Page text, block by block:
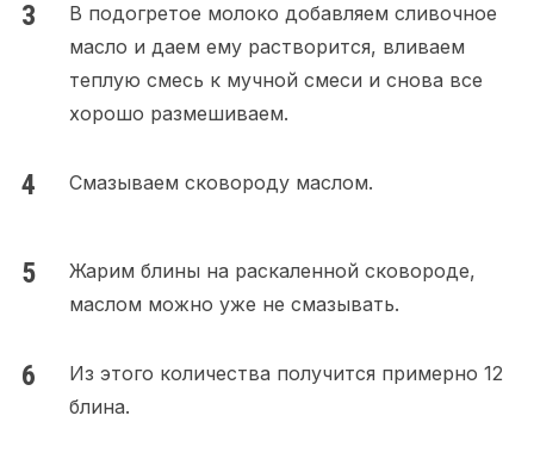
В подогретое молоко добавляем сливочное
масло и даем ему растворится, вливаем
теплую смесь к мучной смеси и снова все
хорошо размешиваем.
Смазываем сковороду маслом.
Жарим блины на раскаленной сковороде,
маслом можно уже не смазывать.
Из этого количества получится примерно 12
блина.